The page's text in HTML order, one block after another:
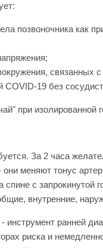
позвоночника как
связанных
COVID-19 без
при изолированной
За 2 часа
они меняют тонус
с запрокинутой
внутренние,
ранней
риска и